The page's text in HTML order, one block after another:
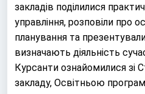
закладів поділилися
управління, розповіли про
планування та
визначають діяльність
Курсанти ознайомилися зі
закладу, Освітньою